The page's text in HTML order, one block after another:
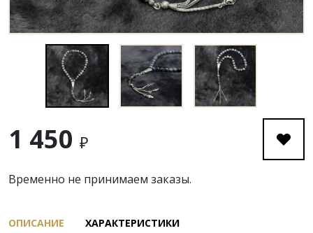
1 450 ₽
Временно не принимаем заказы.
ОПИСАНИЕ ХАРАКТЕРИСТИКИ